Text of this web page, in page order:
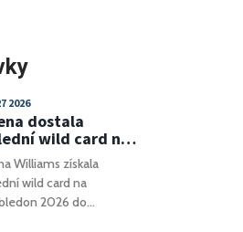
2026
dostala
wild card na
Venus jen
Williams získala
wild card na
2026 do